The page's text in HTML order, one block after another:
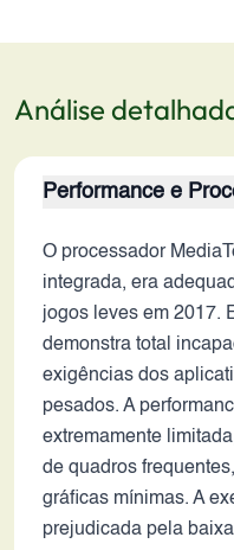
Análise
Performance e
O processador
integrada, era
jogos leves em 2017.
demonstra total
exigências dos
pesados. A
extremamente
de quadros
gráficas mínimas. A
prejudicada pela